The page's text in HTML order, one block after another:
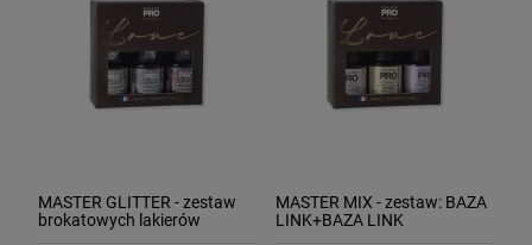
MASTER GLITTER - zestaw
brokatowych lakierów
MASTER MIX - zestaw: BAZA
LINK+BAZA LINK